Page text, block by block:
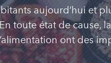
aujourd’hui et
toute état de cause,
ont des